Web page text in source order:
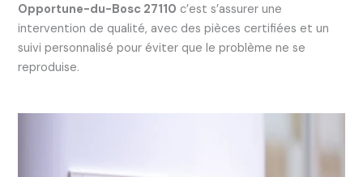
Opportune-du-Bosc 27110 c’est s’assurer une
intervention de qualité, avec des pièces certifiées et un
suivi personnalisé pour éviter que le problème ne se
reproduise.